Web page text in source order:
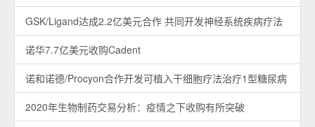
GSK/Ligand达成2.2亿美元合作 共同开发神经系统疾病疗法
诺华7.7亿美元收购Cadent
诺和诺德/Procyon合作开发可植入干细胞疗法治疗1型糖尿病
2020年生物制药交易分析：疫情之下收购有所突破